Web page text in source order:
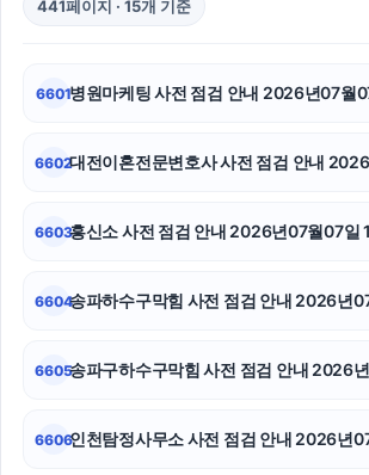
수원
평택
441페이지 · 15개 기준
6601병원마케팅 사전 점검 안내 2026년07월
6602대전이혼전문변호사 사전 점검 안내
6603흥신소 사전 점검 안내 2026년07월07일
6604송파하수구막힘 사전 점검 안내 2026년
6605송파구하수구막힘 사전 점검 안내 2026
6606인천탐정사무소 사전 점검 안내 2026년